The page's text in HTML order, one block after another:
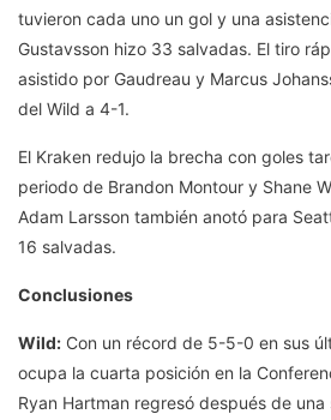
tuvieron cada uno un gol y una
Gustavsson hizo 33 salvadas. El tiro
asistido por Gaudreau y Marcus
del Wild a 4-1.
El Kraken redujo la brecha con goles
periodo de Brandon Montour y Shane
Adam Larsson también anotó para
16 salvadas.
Conclusiones
Wild: Con un récord de 5-5-0 en sus
ocupa la cuarta posición en la
Ryan Hartman regresó después de